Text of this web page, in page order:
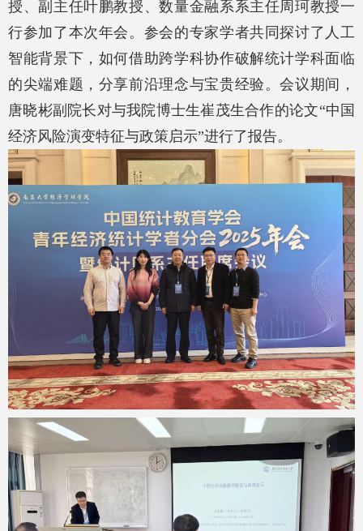
授、副主任叶鹏教授、数量金融系系主任周珂 教授一
行参加了本次年会。参会的专家学者共同探讨了人工
智能背景下，如何借助跨学科协作破解统计学科面临
的尖端难题，分享前沿理念与宝贵经验。会议期间，
唐晓彬副院长对与我院博士生崔茂生合作的论文“中国
经济风险演变特征与政策启示”进行了报告。